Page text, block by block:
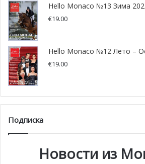
Hello Monaco №13 Зима
€19.00
Hello Monaco №12 Лето –
€19.00
Подписка
Новости из